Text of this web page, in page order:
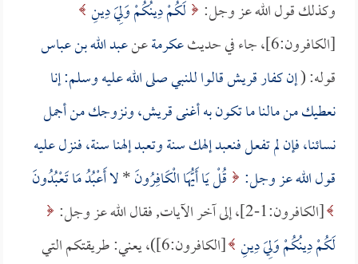
وكذلك قول الله عز وجل: لَكُمْ دِينُكُمْ وَلِيَ دِينِ
[الكافرون:6]، جاء في حديث
عكرمةعنعبد الله بن عباس
قوله: (إن كفار قريش قالوا للنبي صلى الله عليه وسلم: إنا
نعطيك من مالنا ما تكون به أغنى قريش، ونزوجك من أجمل
نسائنا، فإن لم تفعل فنعبد إلهك سنة وتعبد إلهنا سنة، فنزل عليه
قول الله عز وجل:
قُلْ يَا أَيُّهَا الْكَافِرُونَ*لا أَعْبُدُ مَا تَعْبُدُونَ
[الكافرون:1-2]، إلى آخر الآيات, فقال الله عز وجل:
لَكُمْ دِينُكُمْ وَلِيَ دِينِ
[الكافرون:6])، يعني: طريقتكم التي